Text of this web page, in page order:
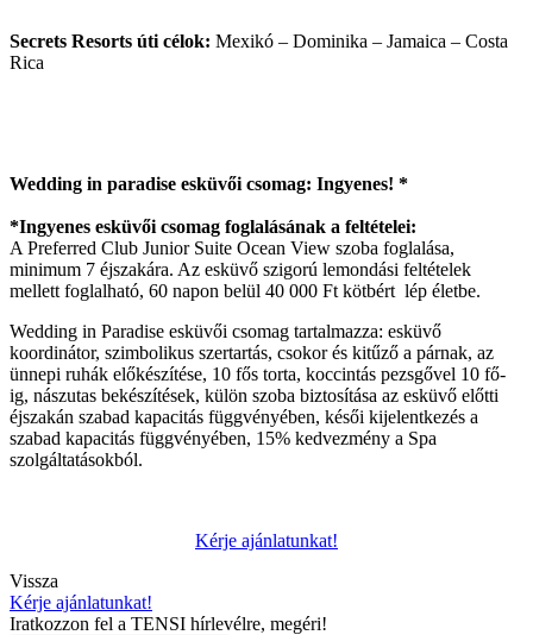
Secrets Resorts úti célok: Mexikó – Dominika – Jamaica – Costa
Rica
Wedding in paradise esküvői csomag: Ingyenes! *
*Ingyenes esküvői csomag foglalásának a feltételei:
A Preferred Club Junior Suite Ocean View szoba foglalása,
minimum 7 éjszakára. Az esküvő szigorú lemondási feltételek
mellett foglalható, 60 napon belül 40 000 Ft kötbért lép életbe.
Wedding in Paradise esküvői csomag tartalmazza: esküvő
koordinátor, szimbolikus szertartás, csokor és kitűző a párnak, az
ünnepi ruhák előkészítése, 10 fős torta, koccintás pezsgővel 10 fő-
ig, nászutas bekészítések, külön szoba biztosítása az esküvő előtti
éjszakán szabad kapacitás függvényében, késői kijelentkezés a
szabad kapacitás függvényében, 15% kedvezmény a Spa
szolgáltatásokból.
Kérje ajánlatunkat!
Vissza
Kérje ajánlatunkat!
Iratkozzon fel a TENSI hírlevélre, megéri!